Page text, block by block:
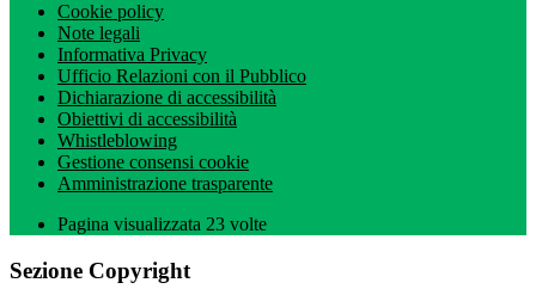
Cookie policy
Note legali
Informativa Privacy
Ufficio Relazioni con il Pubblico
Dichiarazione di accessibilità
Obiettivi di accessibilità
Whistleblowing
Gestione consensi cookie
Amministrazione trasparente
Pagina visualizzata 23 volte
Sezione Copyright